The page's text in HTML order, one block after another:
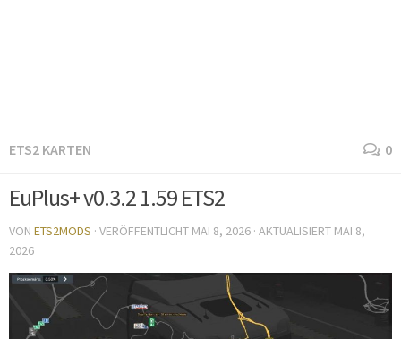
ETS2 KARTEN 0
EuPlus+ v0.3.2 1.59 ETS2
VON ETS2MODS · VERÖFFENTLICHT MAI 8, 2026 · AKTUALISIERT MAI 8,
2026